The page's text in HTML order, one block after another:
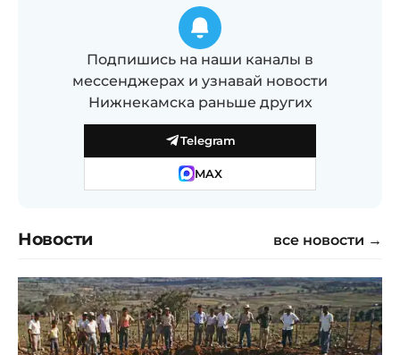
Подпишись на наши каналы в
мессенджерах и узнавай новости
Нижнекамска раньше других
Telegram
MAX
Новости все новости →